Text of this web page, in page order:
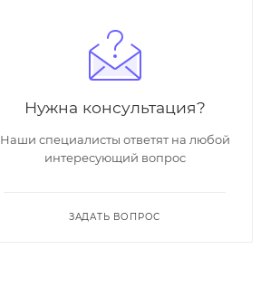
Нужна консультация?
Наши специалисты ответят на любой
интересующий вопрос
ЗАДАТЬ ВОПРОС